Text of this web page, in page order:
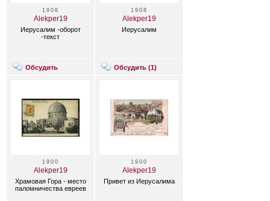
1908
Alekper19
Иерусалим -оборот
-текст
Обсудить
1908
Alekper19
Иерусалим
Обсудить (1)
1900
Alekper19
Храмовая Гора - место
паломничества евреев
1900
Alekper19
Привет из Иерусалима